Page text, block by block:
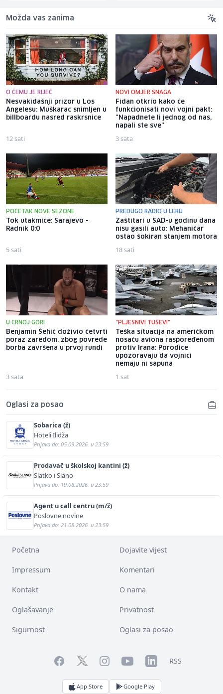
Možda vas zanima
O ČEMU JE RIJEČ
Nesvakidašnji prizor u Los
Angelesu: Muškarac snimljen u
billboardu nasred raskrsnice
12 sati
NOVI OMJER SNAGA
Fidan otkrio kako će
funkcionisati novi vojni pakt:
"Napadnete li jednog od nas,
napali ste sve"
3 sata
POČETAK NOVE SEZONE
Tok utakmice: Sarajevo -
Radnik 0:0
5 sati
PREDUGO RADIO U LERU
Zaštitari u SAD-u godinu dana
nisu gasili auto: Mehaničar
ostao šokiran stanjem motora
18 sati
U CRNOJ GORI
Benjamin Šehić doživio četvrti
poraz zaredom, zbog povrede
borba završena u prvoj rundi
3 sata
"PLJESNIVI TUŠEVI"
Teška situacija na američkom
nosaču aviona raspoređenom
protiv Irana: Porodice
upozoravaju da vojnici
nemaju ni sapuna
1 sat
Oglasi za posao
Sobarica (ž)
Hoteli Ilidža
Prijava do: 05.09.2026. u 23:59
Prodavač u školskoj kantini (ž)
Slatko i Slano
Prijava do: 19.08.2026. u 23:59
Agent u call centru (m/ž)
Poslovne novine
Prijava do: 21.08.2026. u 23:59
Početna Dojavite vijest
Impressum Komentari
Kontakt O nama
Oglašavanje Privatnost
Sigurnost Oglasi za posao
FacebookTwitterInstagramYouTubeLinkedInRSS
App Store Google Play